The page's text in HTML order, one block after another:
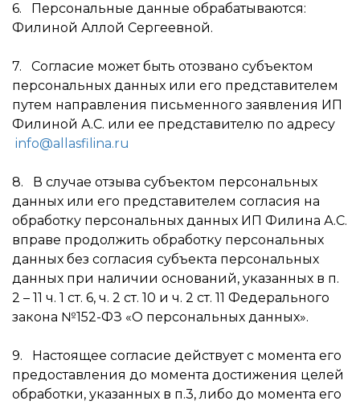
6. Персональные данные обрабатываются:
Филиной Аллой Сергеевной.
7. Согласие может быть отозвано субъектом
персональных данных или его представителем
путем направления письменного заявления ИП
Филиной А.С. или ее представителю по адресу
info@allasfilina.ru
8. В случае отзыва субъектом персональных
данных или его представителем согласия на
обработку персональных данных ИП Филина А.С.
вправе продолжить обработку персональных
данных без согласия субъекта персональных
данных при наличии оснований, указанных в п.
2 – 11 ч. 1 ст. 6, ч. 2 ст. 10 и ч. 2 ст. 11 Федерального
закона №152-ФЗ «О персональных данных».
9. Настоящее согласие действует с момента его
предоставления до момента достижения целей
обработки, указанных в п.3, либо до момента его